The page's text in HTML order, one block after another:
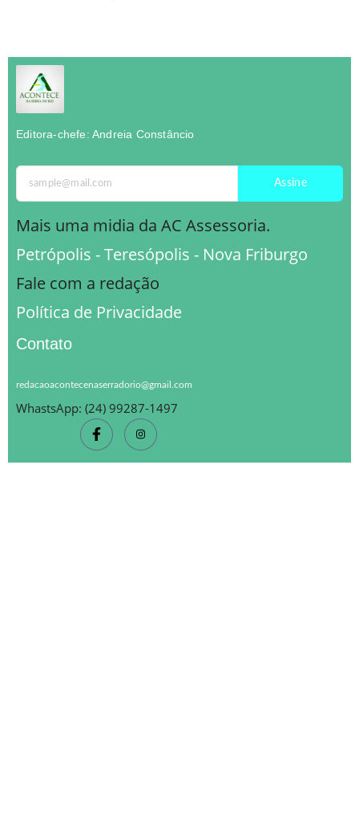
Editora-chefe: Andreia Constâncio
Assine
Mais uma midia da AC Assessoria.
Petrópolis - Teresópolis - Nova Friburgo
Fale com a redação
Política de Privacidade
Contato
redacaoacontecenaserradorio@gmail.com
WhastsApp: (24) 99287-1497